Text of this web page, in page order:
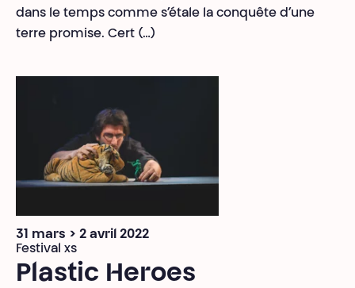
dans le temps comme s’étale la conquête d’une
terre promise. Cert (…)
31 mars > 2 avril 2022
Festival xs
Plastic Heroes